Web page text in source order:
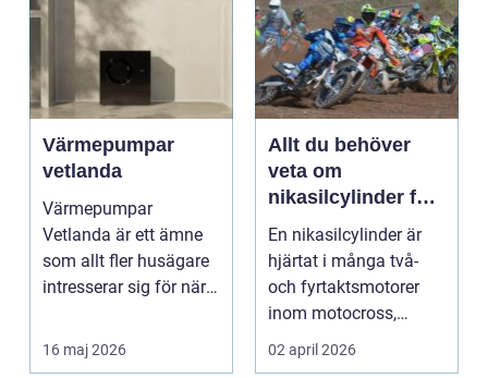
Värmepumpar
vetlanda
Värmepumpar
Vetlanda är ett ämne
som allt fler husägare
intresserar sig för när
16 maj 2026
Allt du behöver
veta om
nikasilcylinder för
motorcykel och
snöskoter
En nikasilcylinder är
hjärtat i många två-
och fyrtaktsmotorer
inom motocross,
enduro och
snöskoter....
02 april 2026